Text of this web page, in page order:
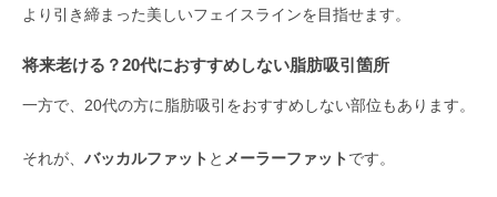
より引き締まった美しいフェイスラインを目指せます。
将来老ける？20代におすすめしない脂肪吸引箇所
一方で、20代の方に脂肪吸引をおすすめしない部位もあります。
それが、 バッカルファット と メーラーファット です。